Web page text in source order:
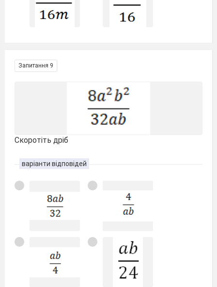
Запитання 9
Скоротіть дріб
варіанти відповідей